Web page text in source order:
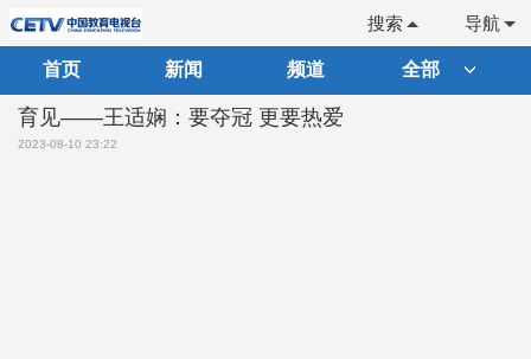
导航
搜索
首页 新闻 频道 全部
育见——王适娴：要夺冠 更要热爱
2023-08-10 23:22